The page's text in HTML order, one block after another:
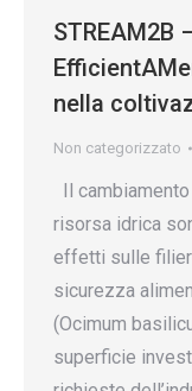
STREAM2B
nella
Non categorizzato
Il
risorsa idrica
effetti sulle
sicurezza
(Ocimum
superficie